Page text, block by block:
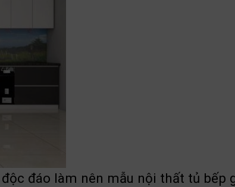
đáo làm nên mẫu nội thất tủ bếp